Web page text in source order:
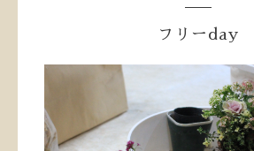
フリーday